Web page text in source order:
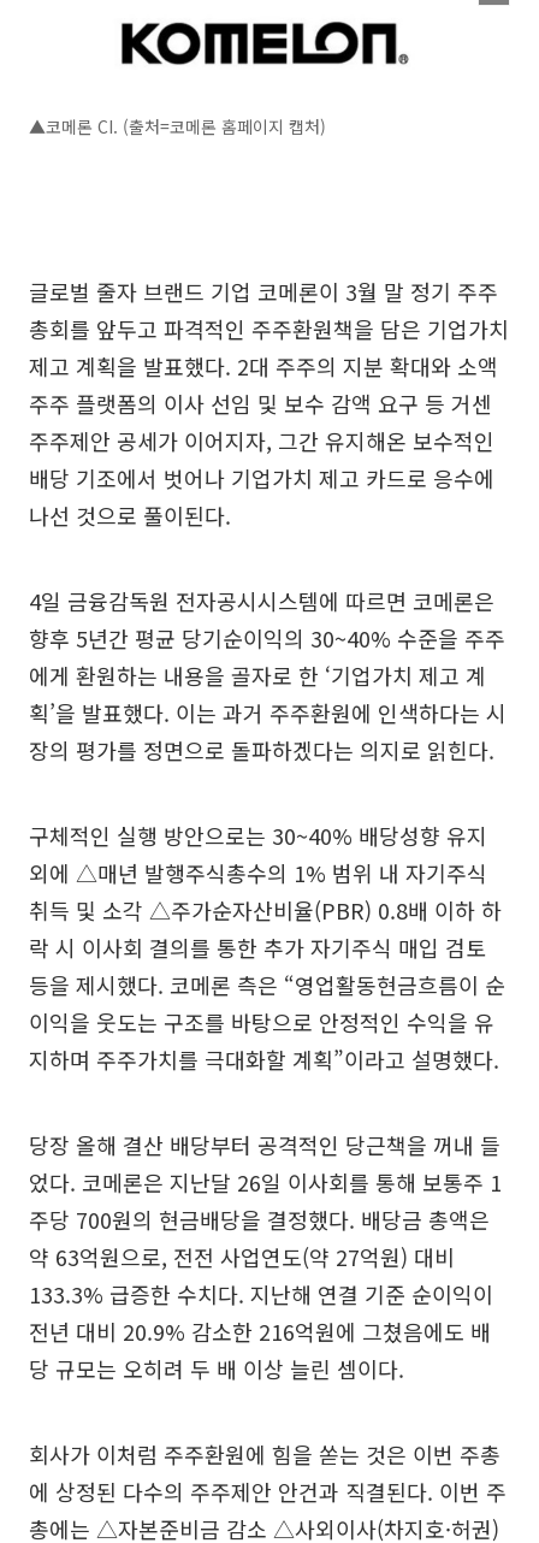
▲코메론 CI. (출처=코메론 홈페이지 캡처)
글로벌 줄자 브랜드 기업 코메론이 3월 말 정기 주주
총회를 앞두고 파격적인 주주환원책을 담은 기업가치
제고 계획을 발표했다. 2대 주주의 지분 확대와 소액
주주 플랫폼의 이사 선임 및 보수 감액 요구 등 거센
주주제안 공세가 이어지자, 그간 유지해온 보수적인
배당 기조에서 벗어나 기업가치 제고 카드로 응수에
나선 것으로 풀이된다.
4일 금융감독원 전자공시시스템에 따르면 코메론은
향후 5년간 평균 당기순이익의 30~40% 수준을 주주
에게 환원하는 내용을 골자로 한 ‘기업가치 제고 계
획’을 발표했다. 이는 과거 주주환원에 인색하다는 시
장의 평가를 정면으로 돌파하겠다는 의지로 읽힌다.
구체적인 실행 방안으로는 30~40% 배당성향 유지
외에 △매년 발행주식총수의 1% 범위 내 자기주식
취득 및 소각 △주가순자산비율(PBR) 0.8배 이하 하
락 시 이사회 결의를 통한 추가 자기주식 매입 검토
등을 제시했다. 코메론 측은 “영업활동현금흐름이 순
이익을 웃도는 구조를 바탕으로 안정적인 수익을 유
지하며 주주가치를 극대화할 계획”이라고 설명했다.
당장 올해 결산 배당부터 공격적인 당근책을 꺼내 들
었다. 코메론은 지난달 26일 이사회를 통해 보통주 1
주당 700원의 현금배당을 결정했다. 배당금 총액은
약 63억원으로, 전전 사업연도(약 27억원) 대비
133.3% 급증한 수치다. 지난해 연결 기준 순이익이
전년 대비 20.9% 감소한 216억원에 그쳤음에도 배
당 규모는 오히려 두 배 이상 늘린 셈이다.
회사가 이처럼 주주환원에 힘을 쏟는 것은 이번 주총
에 상정된 다수의 주주제안 안건과 직결된다. 이번 주
총에는 △자본준비금 감소 △사외이사(차지호·허권)